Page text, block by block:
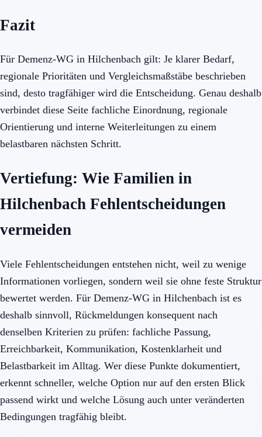
Fazit
Für Demenz-WG in Hilchenbach gilt: Je klarer Bedarf,
regionale Prioritäten und Vergleichsmaßstäbe beschrieben
sind, desto tragfähiger wird die Entscheidung. Genau deshalb
verbindet diese Seite fachliche Einordnung, regionale
Orientierung und interne Weiterleitungen zu einem
belastbaren nächsten Schritt.
Vertiefung: Wie Familien in
Hilchenbach Fehlentscheidungen
vermeiden
Viele Fehlentscheidungen entstehen nicht, weil zu wenige
Informationen vorliegen, sondern weil sie ohne feste Struktur
bewertet werden. Für Demenz-WG in Hilchenbach ist es
deshalb sinnvoll, Rückmeldungen konsequent nach
denselben Kriterien zu prüfen: fachliche Passung,
Erreichbarkeit, Kommunikation, Kostenklarheit und
Belastbarkeit im Alltag. Wer diese Punkte dokumentiert,
erkennt schneller, welche Option nur auf den ersten Blick
passend wirkt und welche Lösung auch unter veränderten
Bedingungen tragfähig bleibt.